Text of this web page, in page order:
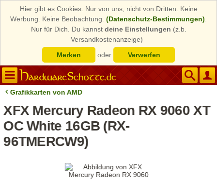
Hier gibt es Cookies. Nur von uns, nicht von Dritten. Keine
Werbung. Keine Beobachtung. (Datenschutz-Bestimmungen)
Nur für Dich. Du kannst deine Einstellungen (z.b.
Versandkostenanzeige)
Merken
oder Verwerfen
Grafikkarten von AMD
XFX Mercury Radeon RX 9060 XT
OC White 16GB (RX-
96TMERCW9)